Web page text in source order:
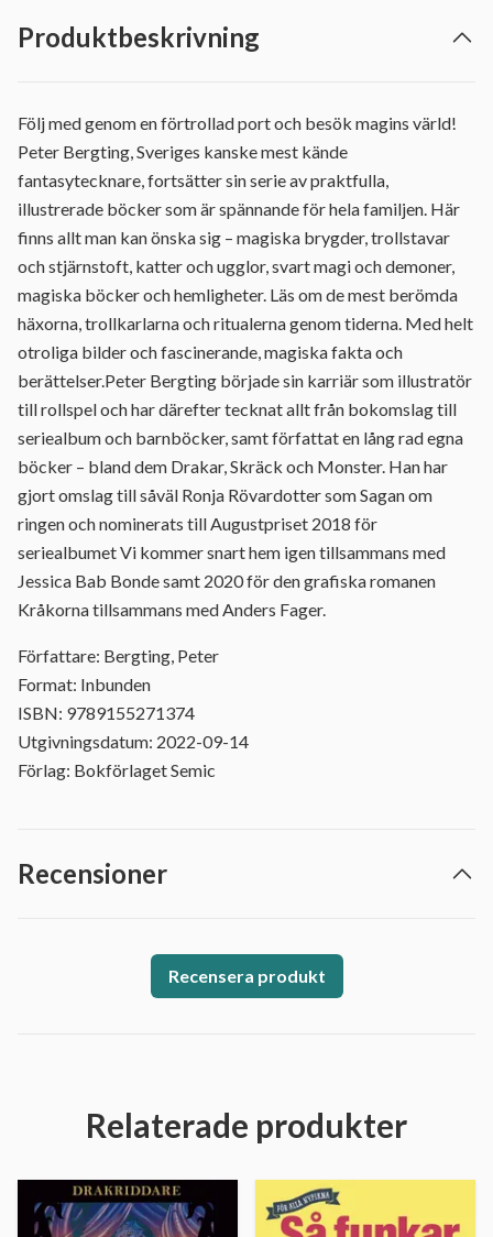
Produktbeskrivning
Följ med genom en förtrollad port och besök magins värld!
Peter Bergting, Sveriges kanske mest kände
fantasytecknare, fortsätter sin serie av praktfulla,
illustrerade böcker som är spännande för hela familjen. Här
finns allt man kan önska sig – magiska brygder, trollstavar
och stjärnstoft, katter och ugglor, svart magi och demoner,
magiska böcker och hemligheter. Läs om de mest berömda
häxorna, trollkarlarna och ritualerna genom tiderna. Med helt
otroliga bilder och fascinerande, magiska fakta och
berättelser.Peter Bergting började sin karriär som illustratör
till rollspel och har därefter tecknat allt från bokomslag till
seriealbum och barnböcker, samt författat en lång rad egna
böcker – bland dem Drakar, Skräck och Monster. Han har
gjort omslag till såväl Ronja Rövardotter som Sagan om
ringen och nominerats till Augustpriset 2018 för
seriealbumet Vi kommer snart hem igen tillsammans med
Jessica Bab Bonde samt 2020 för den grafiska romanen
Kråkorna tillsammans med Anders Fager.
Författare: Bergting, Peter
Format: Inbunden
ISBN: 9789155271374
Utgivningsdatum: 2022-09-14
Förlag: Bokförlaget Semic
Recensioner
Recensera produkt
Relaterade produkter